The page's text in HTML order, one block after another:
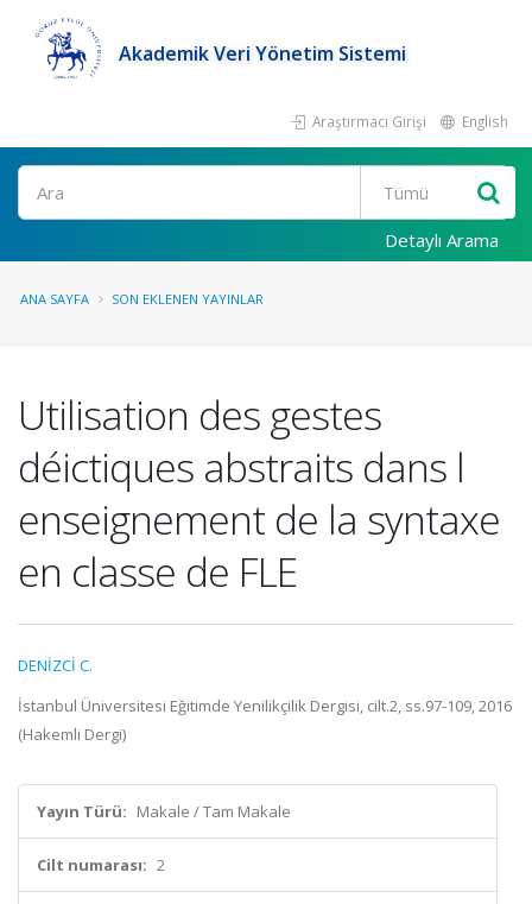
Akademik Veri Yönetim Sistemi
Araştırmacı Girişi English
Ara
Detaylı Arama
ANA SAYFA SON EKLENEN YAYINLAR
Utilisation des gestes
déictiques abstraits dans l
enseignement de la syntaxe
en classe de FLE
DENİZCİ C.
İstanbul Üniversitesi Eğitimde Yenilikçilik Dergisi, cilt.2, ss.97-109, 2016
(Hakemli Dergi)
Yayın Türü: Makale / Tam Makale
Cilt numarası: 2